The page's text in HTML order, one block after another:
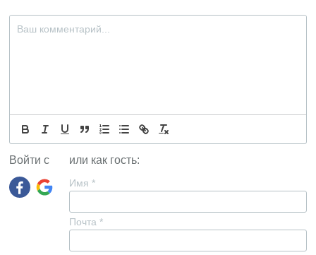
Войти с или как гость:
Имя *
Почта *